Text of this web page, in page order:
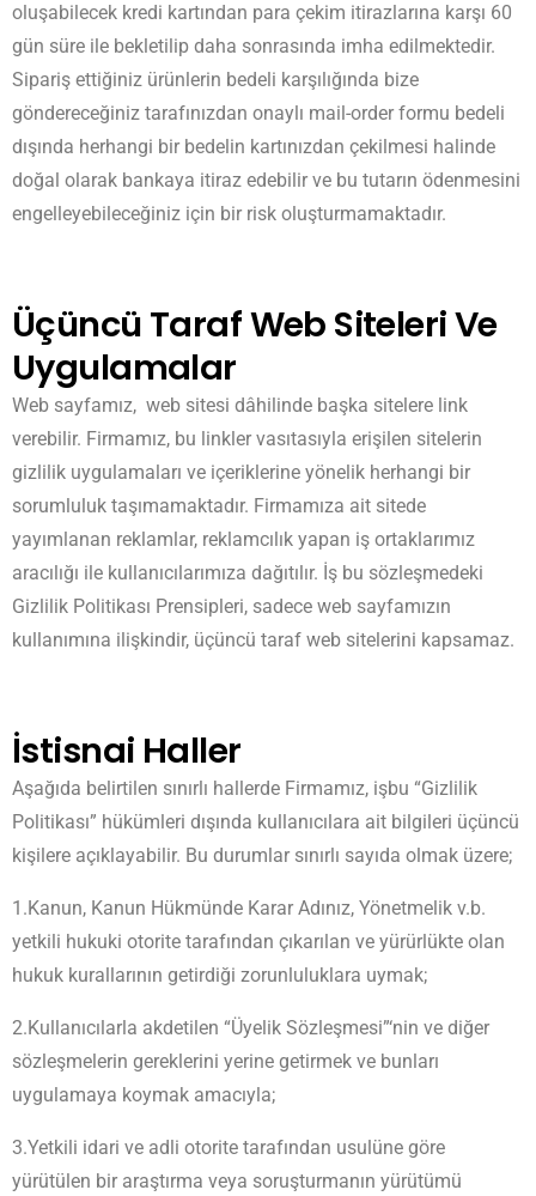
oluşabilecek kredi kartından para çekim itirazlarına karşı 60
gün süre ile bekletilip daha sonrasında imha edilmektedir.
Sipariş ettiğiniz ürünlerin bedeli karşılığında bize
göndereceğiniz tarafınızdan onaylı mail-order formu bedeli
dışında herhangi bir bedelin kartınızdan çekilmesi halinde
doğal olarak bankaya itiraz edebilir ve bu tutarın ödenmesini
engelleyebileceğiniz için bir risk oluşturmamaktadır.
Üçüncü Taraf Web Siteleri Ve
Uygulamalar
Web sayfamız, web sitesi dâhilinde başka sitelere link
verebilir. Firmamız, bu linkler vasıtasıyla erişilen sitelerin
gizlilik uygulamaları ve içeriklerine yönelik herhangi bir
sorumluluk taşımamaktadır. Firmamıza ait sitede
yayımlanan reklamlar, reklamcılık yapan iş ortaklarımız
aracılığı ile kullanıcılarımıza dağıtılır. İş bu sözleşmedeki
Gizlilik Politikası Prensipleri, sadece web sayfamızın
kullanımına ilişkindir, üçüncü taraf web sitelerini kapsamaz.
İstisnai Haller
Aşağıda belirtilen sınırlı hallerde Firmamız, işbu “Gizlilik
Politikası” hükümleri dışında kullanıcılara ait bilgileri üçüncü
kişilere açıklayabilir. Bu durumlar sınırlı sayıda olmak üzere;
1.Kanun, Kanun Hükmünde Karar Adınız, Yönetmelik v.b.
yetkili hukuki otorite tarafından çıkarılan ve yürürlükte olan
hukuk kurallarının getirdiği zorunluluklara uymak;
2.Kullanıcılarla akdetilen “Üyelik Sözleşmesi”‘nin ve diğer
sözleşmelerin gereklerini yerine getirmek ve bunları
uygulamaya koymak amacıyla;
3.Yetkili idari ve adli otorite tarafından usulüne göre
yürütülen bir araştırma veya soruşturmanın yürütümü